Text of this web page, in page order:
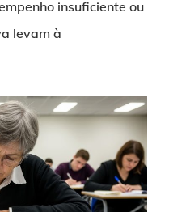
insuficiente ou
levam à